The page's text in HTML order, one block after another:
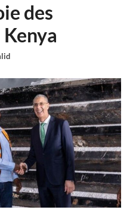
des